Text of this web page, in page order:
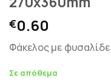
€0.60
Φάκελος με
Σε απόθεμα